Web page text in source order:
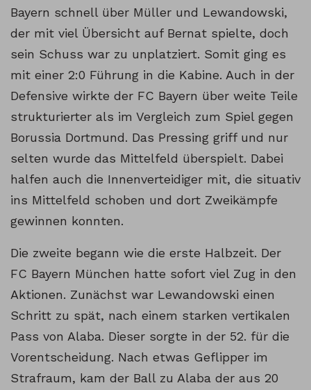
Bayern schnell über Müller und Lewandowski,
der mit viel Übersicht auf Bernat spielte, doch
sein Schuss war zu unplatziert. Somit ging es
mit einer 2:0 Führung in die Kabine. Auch in der
Defensive wirkte der FC Bayern über weite Teile
strukturierter als im Vergleich zum Spiel gegen
Borussia Dortmund. Das Pressing griff und nur
selten wurde das Mittelfeld überspielt. Dabei
halfen auch die Innenverteidiger mit, die situativ
ins Mittelfeld schoben und dort Zweikämpfe
gewinnen konnten.
Die zweite begann wie die erste Halbzeit. Der
FC Bayern München hatte sofort viel Zug in den
Aktionen. Zunächst war Lewandowski einen
Schritt zu spät, nach einem starken vertikalen
Pass von Alaba. Dieser sorgte in der 52. für die
Vorentscheidung. Nach etwas Geflipper im
Strafraum, kam der Ball zu Alaba der aus 20